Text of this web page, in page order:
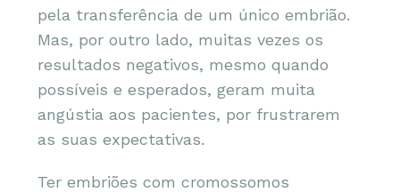
pela transferência de um único embrião.
Mas, por outro lado, muitas vezes os
resultados negativos, mesmo quando
possíveis e esperados, geram muita
angústia aos pacientes, por frustrarem
as suas expectativas.
Ter embriões com cromossomos